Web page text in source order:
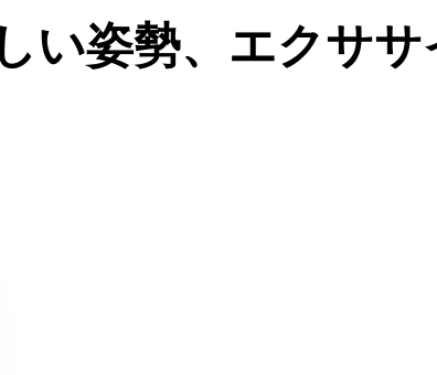
（ギックリ腰）
い姿勢、エクサ